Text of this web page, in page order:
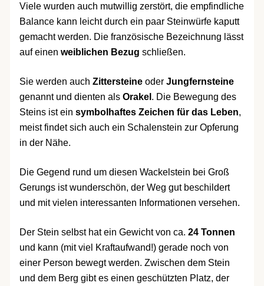
Viele wurden auch mutwillig zerstört, die empfindliche
Balance kann leicht durch ein paar Steinwürfe kaputt
gemacht werden. Die französische Bezeichnung lässt
auf einen weiblichen Bezug schließen.
Sie werden auch Zittersteine oder Jungfernsteine
genannt und dienten als Orakel . Die Bewegung des
Steins ist ein symbolhaftes Zeichen für das Leben,
meist findet sich auch ein Schalenstein zur Opferung
in der Nähe.
Die Gegend rund um diesen Wackelstein bei Groß
Gerungs ist wunderschön, der Weg gut beschildert
und mit vielen interessanten Informationen versehen.
Der Stein selbst hat ein Gewicht von ca. 24 Tonnen
und kann (mit viel Kraftaufwand!) gerade noch von
einer Person bewegt werden. Zwischen dem Stein
und dem Berg gibt es einen geschützten Platz, der